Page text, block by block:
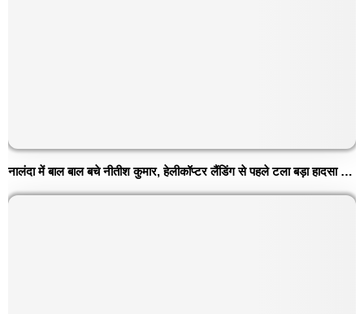
नालंदा में बाल बाल बचे नीतीश कुमार, हेलीकॉप्टर लैंडिंग से पहले टला बड़ा हादसा …